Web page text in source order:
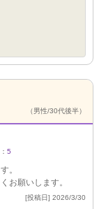
（男性/30代後半）
5
。
お願いします。
[投稿日] 2026/3/30